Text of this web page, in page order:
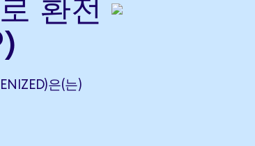
은(는)